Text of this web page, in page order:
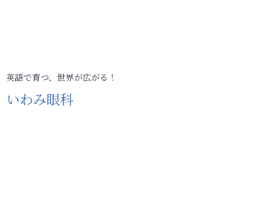
英語で育つ、世界が広がる！
いわみ眼科